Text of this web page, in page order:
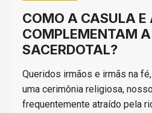
COMO A CASULA E
COMPLEMENTAM
SACERDOTAL?
Queridos irmãos e irmãs na
uma cerimônia religiosa,
frequentemente atraído pela